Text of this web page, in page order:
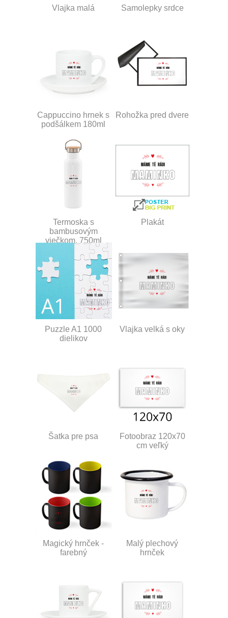
Vlajka malá Samolepky srdce
Cappuccino hrnek s
podšálkem 180ml
Rohožka pred dvere
Termoska s
bambusovým
viečkom, 750ml
Plakát
Puzzle A1 1000
dielikov
Vlajka velká s oky
Šatka pre psa
Fotoobraz 120x70
cm veľký
Magický hrnček -
farebný
Malý plechový
hrnček